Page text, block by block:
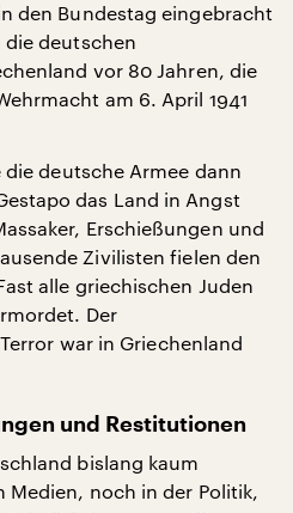
den Bundestag eingebracht
die deutschen
vor 80 Jahren, die
am 6. April 1941
deutsche Armee dann
das Land in Angst
Erschießungen und
Zivilisten fielen den
alle griechischen Juden
Der
war in Griechenland
und Restitutionen
bislang kaum
Medien, noch in der Politik,